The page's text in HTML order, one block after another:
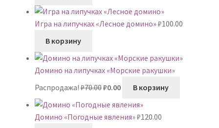
Игра на липучках «Лесное домино»₽100.00
В корзину
Домино на липучках «Морские ракушки»
Распродажа!₽70.00
составляла
₽70.00.
₽0.00
₽0.00.
В корзину
Домино «Погодные явления»₽120.00